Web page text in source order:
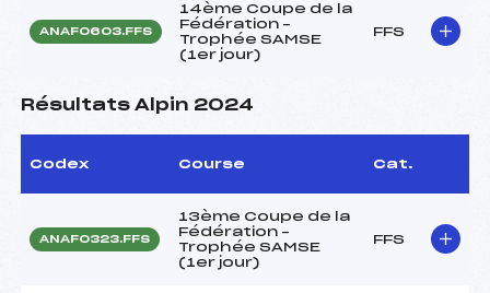
ANAF0603.FFS
14ème Coupe de la
Fédération –
Trophée SAMSE
(1er jour)
FFS
Résultats Alpin 2024
Codex Course Cat.
ANAF0323.FFS
13ème Coupe de la
Fédération –
Trophée SAMSE
(1er jour)
FFS